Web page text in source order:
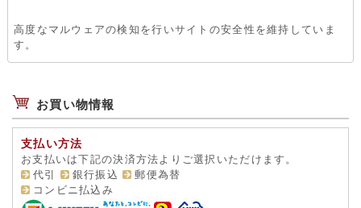
高度なマルウェアの検知を行いサイトの安全性を維持していま
す。
お買い物情報
支払い方法
お支払いは下記の決済方法よりご選択いただけます。
代引
銀行振込
郵便為替
コンビニ払込み